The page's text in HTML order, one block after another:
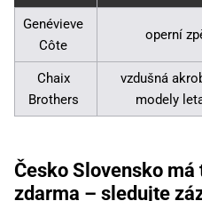
Genévieve
Côte
operní
Chaix
Brothers
vzdušná
modely
Česko Slovensko
zdarma – sledujte